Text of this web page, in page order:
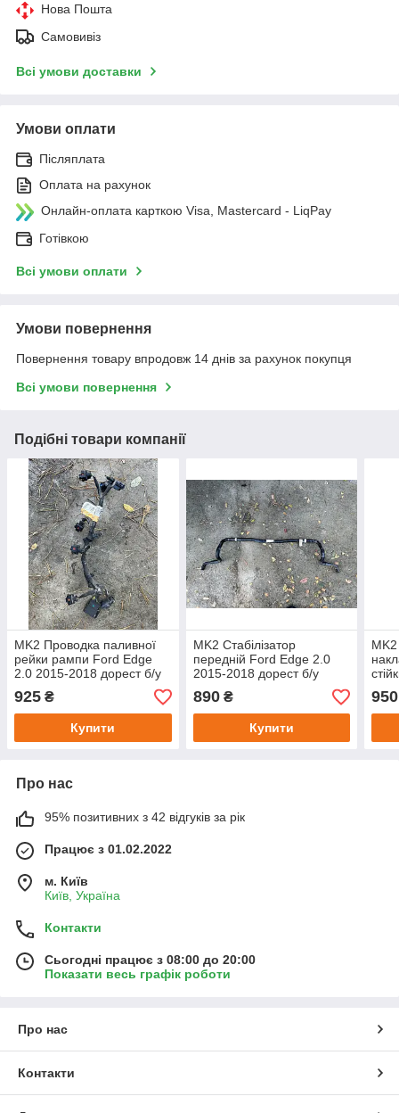
Нова Пошта
Самовивіз
Всі умови доставки
Умови оплати
Післяплата
Оплата на рахунок
Онлайн-оплата карткою Visa, Mastercard - LiqPay
Готівкою
Всі умови оплати
Умови повернення
Повернення товару впродовж 14 днів за рахунок покупця
Всі умови повернення
Подібні товари компанії
MK2 Проводка паливної
рейки рампи Ford Edge
2.0 2015-2018 дорест б/у
оригінал FU5T 4B485CC
925 ₴
Купити
MK2 Стабілізатор
передній Ford Edge 2.0
2015-2018 дорест б/у
оригінал
890₴
Купити
BAW
950
Про нас
95% позитивних з 42 відгуків за рік
Працює з 01.02.2022
м. Київ
Київ, Україна
Контакти
Сьогодні працює з 08:00 до 20:00
Показати весь графік роботи
Про нас
Контакти